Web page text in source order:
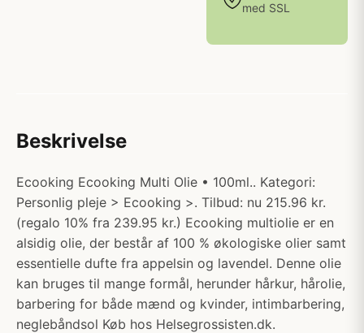
med SSL
Beskrivelse
Ecooking Ecooking Multi Olie • 100ml.. Kategori:
Personlig pleje > Ecooking >. Tilbud: nu 215.96 kr.
(regalo 10% fra 239.95 kr.) Ecooking multiolie er en
alsidig olie, der består af 100 % økologiske olier samt
essentielle dufte fra appelsin og lavendel. Denne olie
kan bruges til mange formål, herunder hårkur, hårolie,
barbering for både mænd og kvinder, intimbarbering,
neglebåndsol Køb hos Helsegrossisten.dk.